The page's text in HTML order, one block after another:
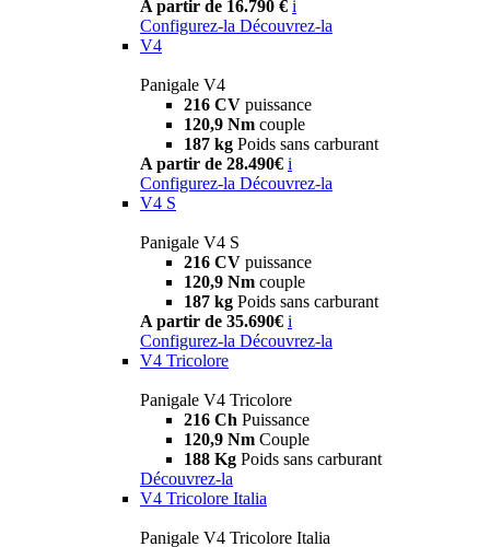
A partir de 16.790 € i
Configurez-la Découvrez-la
V4
Panigale V4
216 CV puissance
120,9 Nm couple
187 kg Poids sans carburant
A partir de 28.490€ i
Configurez-la Découvrez-la
V4 S
Panigale V4 S
216 CV puissance
120,9 Nm couple
187 kg Poids sans carburant
A partir de 35.690€ i
Configurez-la Découvrez-la
V4 Tricolore
Panigale V4 Tricolore
216 Ch Puissance
120,9 Nm Couple
188 Kg Poids sans carburant
Découvrez-la
V4 Tricolore Italia
Panigale V4 Tricolore Italia